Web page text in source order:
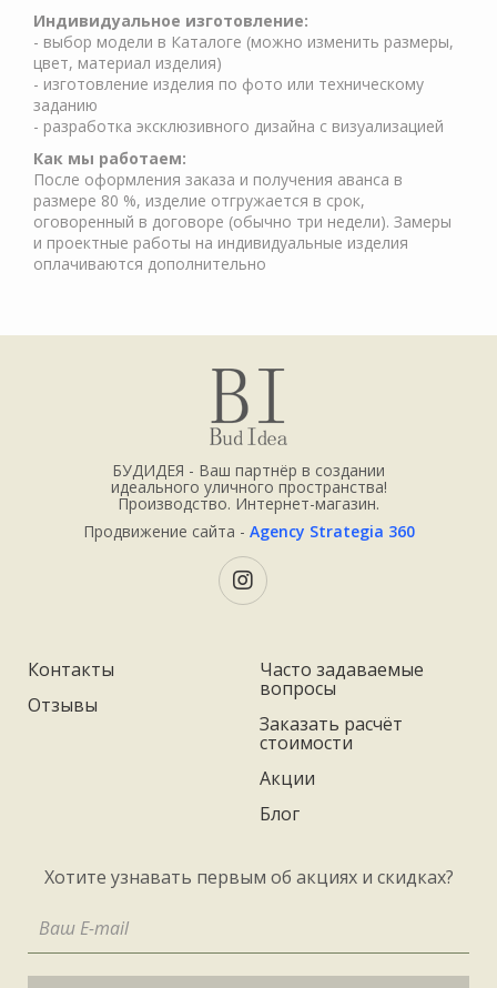
Индивидуальное изготовление:
- выбор модели в Каталоге (можно изменить размеры,
цвет, материал изделия)
- изготовление изделия по фото или техническому
заданию
- разработка эксклюзивного дизайна с визуализацией
Как мы работаем:
После оформления заказа и получения аванса в
размере 80 %, изделие отгружается в срок,
оговоренный в договоре (обычно три недели). Замеры
и проектные работы на индивидуальные изделия
оплачиваются дополнительно
БУДИДЕЯ - Ваш партнёр в создании
идеального уличного пространства!
Производство. Интернет-магазин.
Продвижение сайта - Agency Strategia 360
Контакты
Отзывы
Часто задаваемые
вопросы
Заказать расчёт
стоимости
Акции
Блог
Хотите узнавать первым об акциях и скидках?